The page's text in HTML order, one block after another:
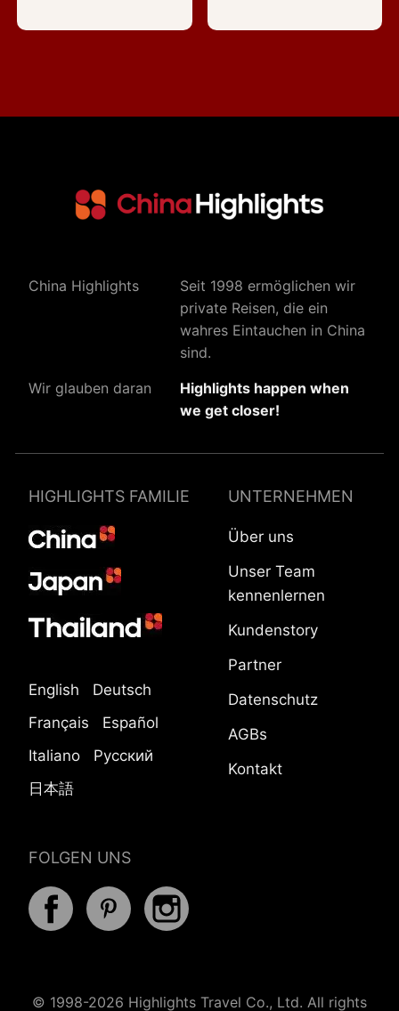
China Highlights
Seit 1998 ermöglichen wir
private Reisen, die ein
wahres Eintauchen in China
sind.
Wir glauben daran
Highlights happen when
we get closer!
HIGHLIGHTS FAMILIE
English
Deutsch
Français
Español
Italiano
Русский
日本語
FOLGEN UNS
UNTERNEHMEN
Über uns
Unser Team
kennenlernen
Kundenstory
Partner
Datenschutz
AGBs
Kontakt
© 1998-2026 Highlights Travel Co., Ltd. All rights